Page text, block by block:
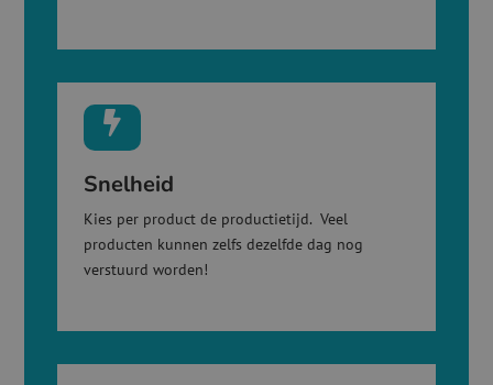

Snelheid
Kies per product de productietijd. Veel
producten kunnen zelfs dezelfde dag nog
verstuurd worden!